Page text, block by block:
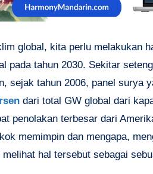
global, kita perlu melakukan
pada tahun 2030. Sekitar
sejak tahun 2006, panel surya
dari total GW global dari
penolakan terbesar dari
memimpin dan mengapa,
hal tersebut sebagai